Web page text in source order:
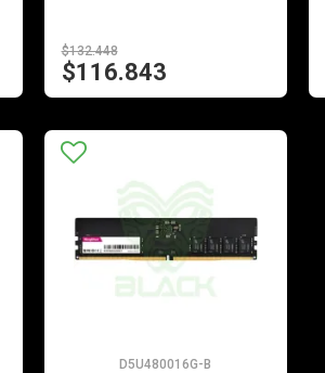
$132.448
$116.843
D5U480016G-B